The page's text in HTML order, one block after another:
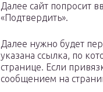
Далее сайт попросит
«Подтвердить».
Далее нужно будет
указана ссылка, по
странице. Если
сообщением на